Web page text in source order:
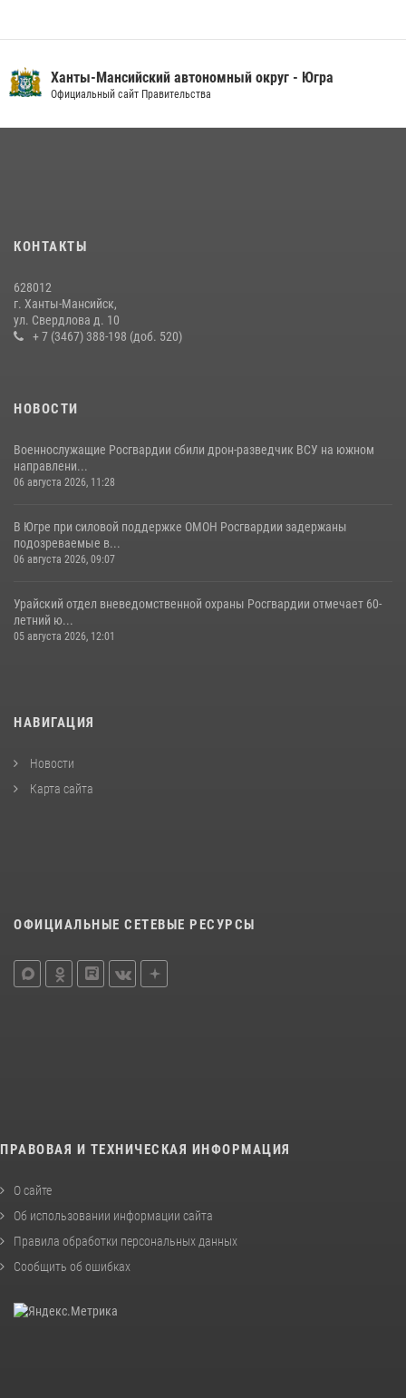
16 июля 2026, 04:54 4
29 июля 2026, 09:54
святого равноапостольного князя Владимира
28 июля 2026, 09:15
Ханты-Мансийский автономный округ - Югра
Официальный сайт Правительства
КОНТАКТЫ
628012
г. Ханты-Мансийск,
ул. Свердлова д. 10
+ 7 (3467) 388-198 (доб. 520)
НОВОСТИ
Военнослужащие Росгвардии сбили дрон-разведчик ВСУ на южном
направлени...
06 августа 2026, 11:28
В Югре при силовой поддержке ОМОН Росгвардии задержаны
подозреваемые в...
06 августа 2026, 09:07
Урайский отдел вневедомственной охраны Росгвардии отмечает 60-
летний ю...
05 августа 2026, 12:01
НАВИГАЦИЯ
Новости
Карта сайта
ОФИЦИАЛЬНЫЕ СЕТЕВЫЕ РЕСУРСЫ
ПРАВОВАЯ И ТЕХНИЧЕСКАЯ ИНФОРМАЦИЯ
О сайте
Об использовании информации сайта
Правила обработки персональных данных
Сообщить об ошибках